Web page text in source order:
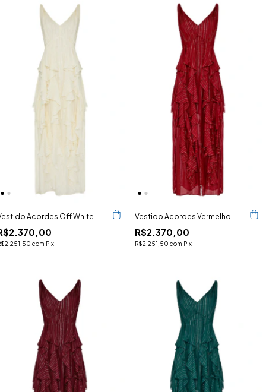
Acordes Off White
com Pix
Vestido Acordes Vermelho
R$2.370,00
R$2.251,50 com Pix